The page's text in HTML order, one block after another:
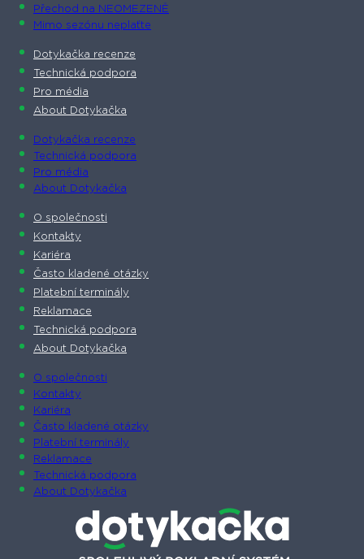
Přechod na NEOMEZENĚ
Mimo sezónu neplaťte
Dotykačka recenze
Technická podpora
Pro média
About Dotykačka
Dotykačka recenze
Technická podpora
Pro média
About Dotykačka
O společnosti
Kontakty
Kariéra
Často kladené otázky
Platební terminály
Reklamace
Technická podpora
About Dotykačka
O společnosti
Kontakty
Kariéra
Často kladené otázky
Platební terminály
Reklamace
Technická podpora
About Dotykačka